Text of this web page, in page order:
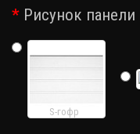
Рисунок панели
S-гофр